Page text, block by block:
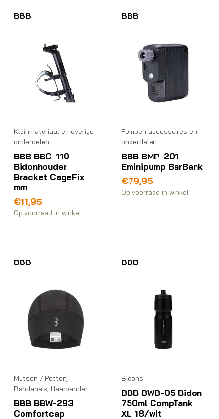
BBB
Kleinmateriaal en overige
onderdelen
BBB BBC-110
Bidonhouder
Bracket CageFix
mm
€11,95
Op voorraad in winkel
BBB
Pompen accessoires en
onderdelen
BBB BMP-201
Eminipump BarBank
€79,95
Op voorraad in winkel
BBB
Mutsen / Petten,
Bandana's, Haarbanden
BBB BBW-293
Comfortcap
BBB
Bidons
BBB BWB-05 Bidon
750ml CompTank
XL 18/wit